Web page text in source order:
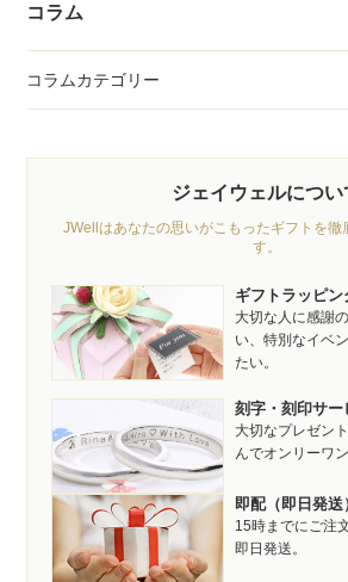
コラム
コラムカテゴリー
ジェイウェルについ
JWellはあなたの思いがこもったギフトを徹
す。
ギフトラッピン
大切な人に感謝
い、特別なイベ
たい。
刻字・刻印サー
大切なプレゼン
んでオンリーワ
即配（即日発送
15時までにご注
即日発送。